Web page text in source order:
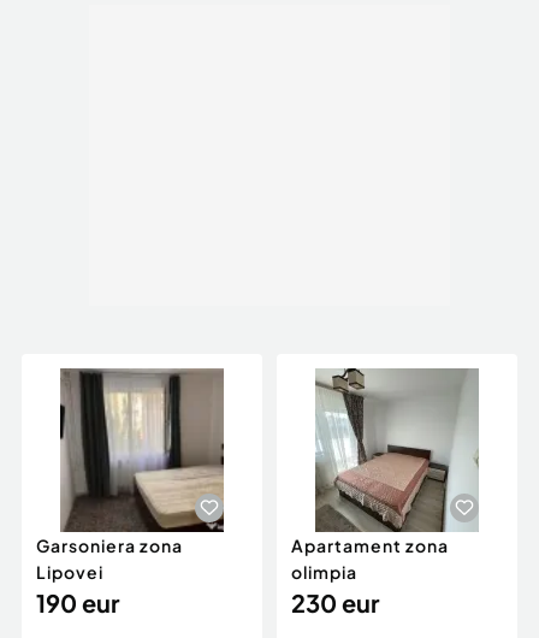
Garsoniera zona
Lipovei
190 eur
Apartament zona
olimpia
230 eur